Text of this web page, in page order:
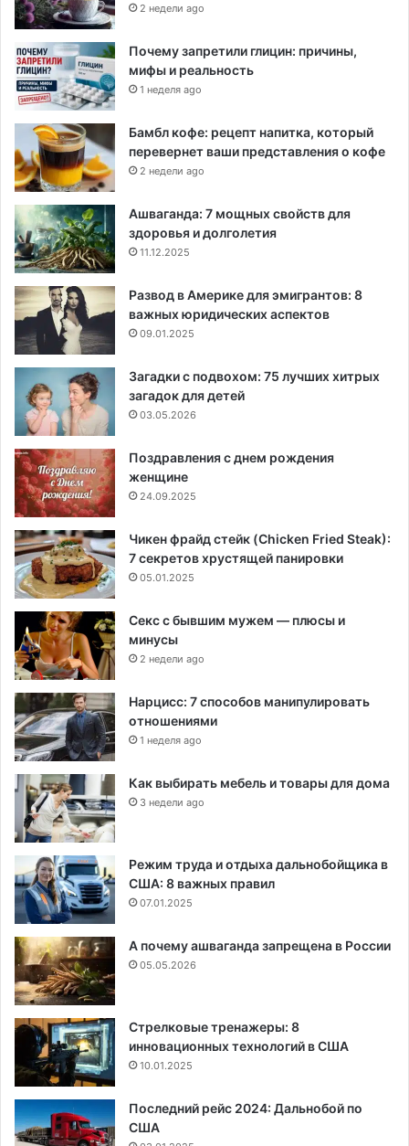
2 недели ago
Почему запретили глицин: причины,
мифы и реальность
1 неделя ago
Бамбл кофе: рецепт напитка, который
перевернет ваши представления о кофе
2 недели ago
Ашваганда: 7 мощных свойств для
здоровья и долголетия
11.12.2025
Развод в Америке для эмигрантов: 8
важных юридических аспектов
09.01.2025
Загадки с подвохом: 75 лучших хитрых
загадок для детей
03.05.2026
Поздравления с днем рождения
женщине
24.09.2025
Чикен фрайд стейк (Chicken Fried Steak):
7 секретов хрустящей панировки
05.01.2025
Секс с бывшим мужем — плюсы и
минусы
2 недели ago
Нарцисс: 7 способов манипулировать
отношениями
1 неделя ago
Как выбирать мебель и товары для дома
3 недели ago
Режим труда и отдыха дальнобойщика в
США: 8 важных правил
07.01.2025
А почему ашваганда запрещена в России
05.05.2026
Стрелковые тренажеры: 8
инновационных технологий в США
10.01.2025
Последний рейс 2024: Дальнобой по
США